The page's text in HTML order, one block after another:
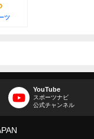
ツ
YouTube
スポーツナビ
公式チャンネル